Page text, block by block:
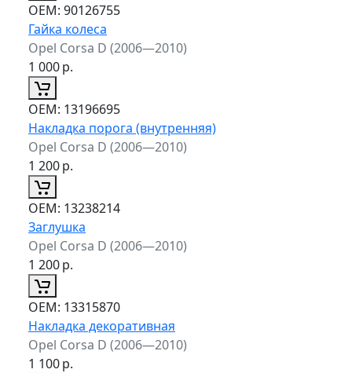
ОЕМ: 90126755
Гайка колеса
Opel Corsa D (2006—2010)
1 000р.
ОЕМ: 13196695
Накладка порога (внутренняя)
Opel Corsa D (2006—2010)
1 200р.
ОЕМ: 13238214
Заглушка
Opel Corsa D (2006—2010)
1 200р.
ОЕМ: 13315870
Накладка декоративная
Opel Corsa D (2006—2010)
1 100р.